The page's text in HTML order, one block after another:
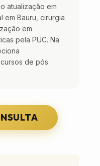
atualização em
em Bauru, cirurgia
em
pela PUC. Na
de pós